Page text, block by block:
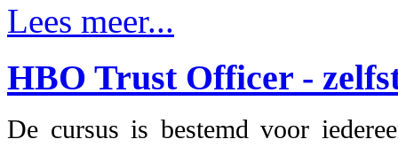
Lees meer...
HBO Trust Officer -
De cursus is bestemd voor